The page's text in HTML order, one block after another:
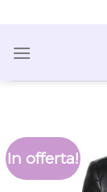
content
In offerta!